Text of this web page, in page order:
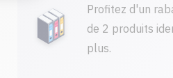
Profitez d'un
de 2 produits
plus.